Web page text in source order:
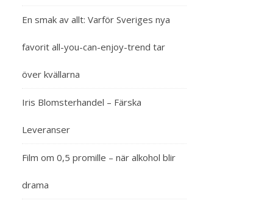
En smak av allt: Varför Sveriges nya
favorit all-you-can-enjoy-trend tar
över kvällarna
Iris Blomsterhandel – Färska
Leveranser
Film om 0,5 promille – när alkohol blir
drama